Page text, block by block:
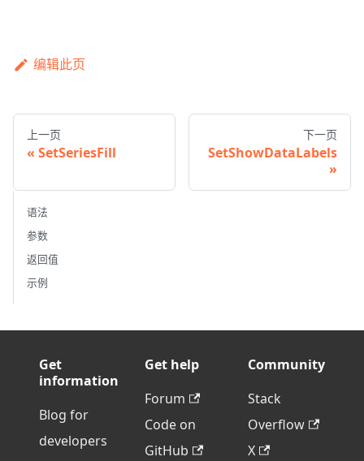
编辑此页
上一页
SetSeriesFill
下一页
SetShowDataLabels
语法
参数
返回值
示例
Get
information
Blog for
developers
Get help
Forum
Code on
GitHub
Community
Stack
Overflow
X